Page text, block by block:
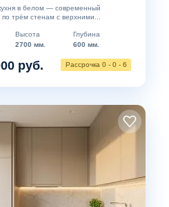
в белом — современный
трём стенам с верхними...
Высота
2700 мм.
Глубина
600 мм.
руб. Рассрочка 0 - 0 - 6